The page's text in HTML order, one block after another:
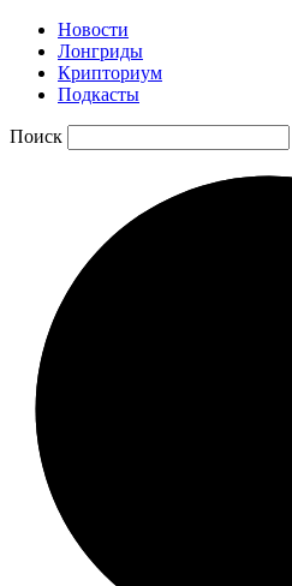
Новости
Лонгриды
Крипториум
Подкасты
Поиск